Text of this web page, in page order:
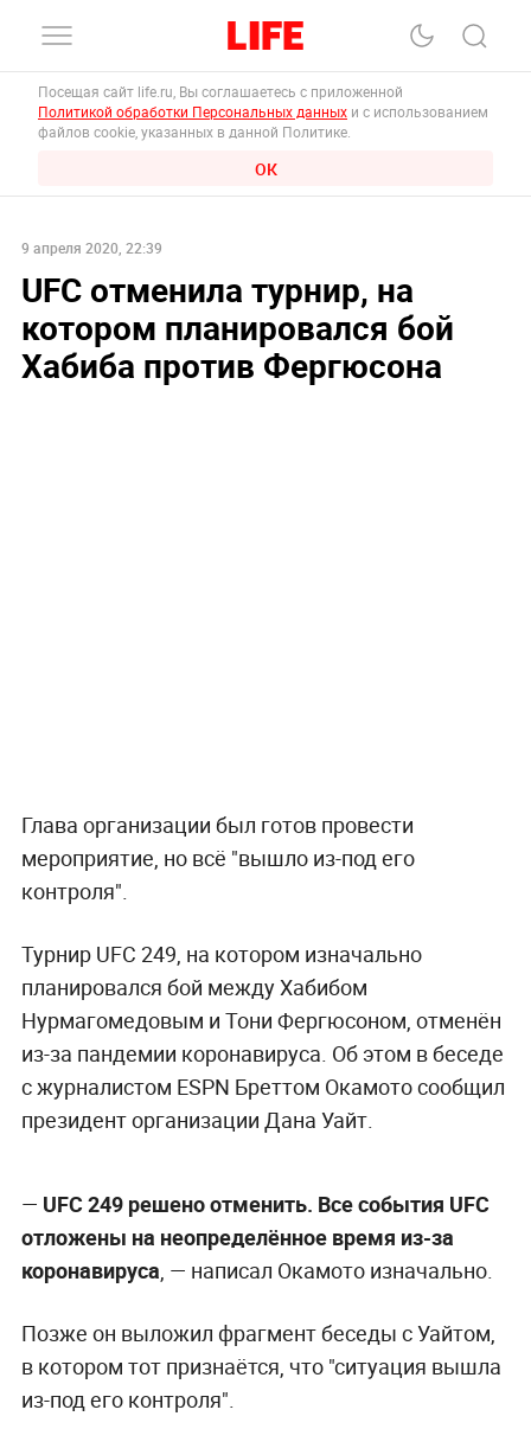
Посещая сайт life.ru, Вы соглашаетесь с приложенной
Политикой обработки Персональных данных и с использованием
файлов cookie, указанных в данной Политике.
ОК
9 апреля 2020, 22:39
UFC отменила турнир, на
котором планировался бой
Хабиба против Фергюсона
Глава организации был готов провести
мероприятие, но всё "вышло из-под его
контроля".
Турнир UFC 249, на котором изначально
планировался бой между Хабибом
Нурмагомедовым и Тони Фергюсоном, отменён
из-за пандемии коронавируса. Об этом в беседе
с журналистом ESPN Бреттом Окамото сообщил
президент организации Дана Уайт.
— UFC 249 решено отменить. Все события UFC
отложены на неопределённое время из-за
коронавируса , — написал Окамото изначально.
Позже он выложил фрагмент беседы с Уайтом,
в котором тот признаётся, что "ситуация вышла
из-под его контроля".